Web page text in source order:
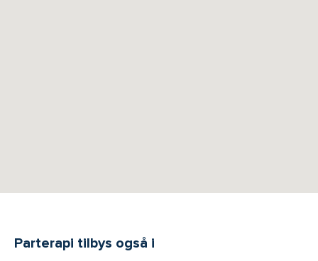
Parterapi tilbys også i